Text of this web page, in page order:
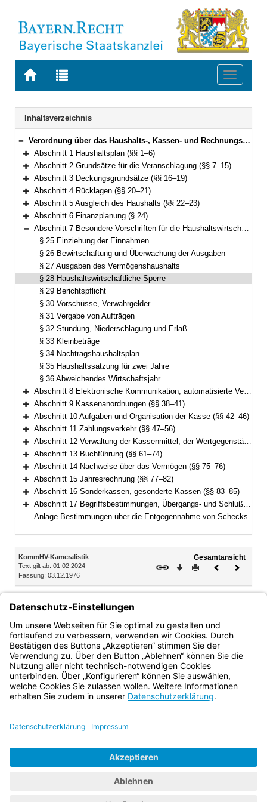
Zur
BAYERN.RECHT
Zur
letzten
Suche
Toggle
Navigation
Inhaltsverzeichnis
Bereich reduzieren
Verordnung über das Haushalts-, Kassen- und Rechnungswesen der Gemeinden, der Landkreise und der Bezirke nach den Grundsätzen der Kameralistik (Kommunalhaushaltsverordnung – Kameralistik – KommHV-Kameralistik) Vom 3. Dezember 1976 (BayRS Nr. II S. 443) BayRS 2023-1-I (§§ 1–89)
Bereich erweitern
Abschnitt 1 Haushaltsplan (§§ 1–6)
Bereich erweitern
Abschnitt 2 Grundsätze für die Veranschlagung (§§ 7–15)
Bereich erweitern
Abschnitt 3 Deckungsgrundsätze (§§ 16–19)
Bereich erweitern
Abschnitt 4 Rücklagen (§§ 20–21)
Bereich erweitern
Abschnitt 5 Ausgleich des Haushalts (§§ 22–23)
Bereich erweitern
Abschnitt 6 Finanzplanung (§ 24)
Bereich reduzieren
Abschnitt 7 Besondere Vorschriften für die Haushaltswirtschaft (§§ 25–36)
§ 25 Einziehung der Einnahmen
§ 26 Bewirtschaftung und Überwachung der Ausgaben
§ 27 Ausgaben des Vermögenshaushalts
§ 28 Haushaltswirtschaftliche Sperre
§ 29 Berichtspflicht
§ 30 Vorschüsse, Verwahrgelder
§ 31 Vergabe von Aufträgen
§ 32 Stundung, Niederschlagung und Erlaß
§ 33 Kleinbeträge
§ 34 Nachtragshaushaltsplan
§ 35 Haushaltssatzung für zwei Jahre
§ 36 Abweichendes Wirtschaftsjahr
Bereich erweitern
Abschnitt 8 Elektronische Kommunikation, automatisierte Verfahren (§ 37)
Bereich erweitern
Abschnitt 9 Kassenanordnungen (§§ 38–41)
Bereich erweitern
Abschnitt 10 Aufgaben und Organisation der Kasse (§§ 42–46)
Bereich erweitern
Abschnitt 11 Zahlungsverkehr (§§ 47–56)
Bereich erweitern
Abschnitt 12 Verwaltung der Kassenmittel, der Wertgegenstände und anderer Gegenstände (§§ 57–60)
Bereich erweitern
Abschnitt 13 Buchführung (§§ 61–74)
Bereich erweitern
Abschnitt 14 Nachweise über das Vermögen (§§ 75–76)
Bereich erweitern
Abschnitt 15 Jahresrechnung (§§ 77–82)
Bereich erweitern
Abschnitt 16 Sonderkassen, gesonderte Kassen (§§ 83–85)
Bereich erweitern
Abschnitt 17 Begriffsbestimmungen, Übergangs- und Schlußvorschriften (§§ 86–89)
Anlage Bestimmungen über die Entgegennahme von Schecks
Inhalt
KommHV-Kameralistik
Text gilt ab: 01.02.2024
Fassung: 03.12.1976
Gesamtansicht
Download
DruckenVorheriges
Wenn die Entwicklung der Einnahmen oder Ausgaben es
erfordert, ist die Inanspruchnahme von Ausgabemitteln und
Verpflichtungsermächtigungen zu sperren.
Bayern.de
BayernPortal
Impressum